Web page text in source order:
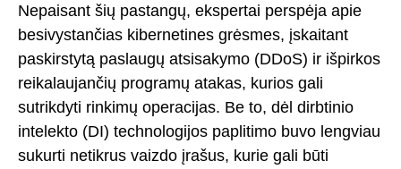
Nepaisant šių pastangų, ekspertai perspėja apie
besivystančias kibernetines grėsmes, įskaitant
paskirstytą paslaugų atsisakymo (DDoS) ir išpirkos
reikalaujančių programų atakas, kurios gali
sutrikdyti rinkimų operacijas. Be to, dėl dirbtinio
intelekto (DI) technologijos paplitimo buvo lengviau
sukurti netikrus vaizdo įrašus, kurie gali būti